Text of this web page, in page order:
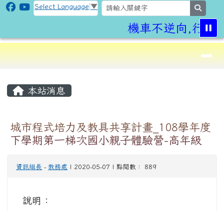
跳至主內容區
CLPS Site
Select Language ▼
機車不逆向,行車
⏸
導覽列
本站消息
城市程式培力及教具共享計畫_108學年度
下學期第一梯次國小親子體驗營-高年級
資訊組長 - 教務處 | 2020-05-07 | 點閱數： 889
說明：